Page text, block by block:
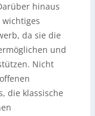
hinaus
da sie die
und
Nicht
die klassische